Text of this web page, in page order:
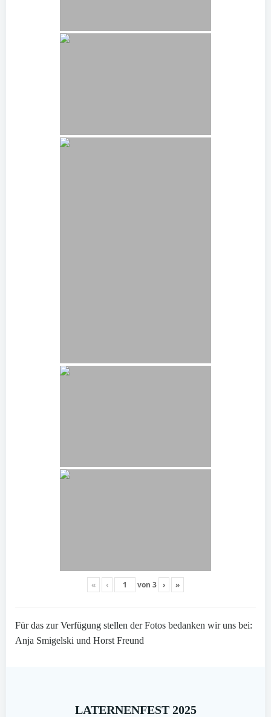
« ‹ von 3 › »
Für das zur Verfügung stellen der Fotos bedanken wir uns bei:
Anja Smigelski und Horst Freund
LATERNENFEST 2025